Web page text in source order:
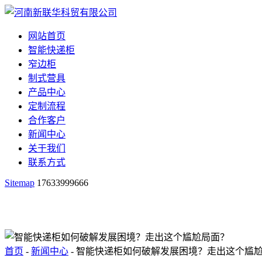
网站首页
智能快递柜
窄边柜
制式营具
产品中心
定制流程
合作客户
新闻中心
关于我们
联系方式
Sitemap 17633999666
首页 - 新闻中心 - 智能快递柜如何破解发展困境？走出这个尴